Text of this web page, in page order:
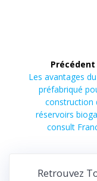
de
l’article
Précédent
Article
précédent :
Les avantages
préfabriqué
construction
réservoirs
consult
Retrouvez